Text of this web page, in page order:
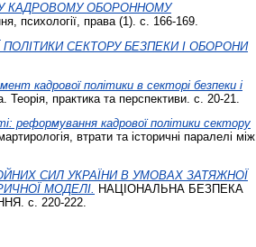
У КАДРОВОМУ ОБОРОННОМУ
психології, права (1). с. 166-169.
ПОЛІТИКИ СЕКТОРУ БЕЗПЕКИ І ОБОРОНИ
кадрової політики в секторі безпеки і
Теорія, практика та перспективи. с. 20-21.
реформування кадрової політики сектору
втрати та історичні паралелі між
СИЛ УКРАЇНИ В УМОВАХ ЗАТЯЖНОЇ
МОДЕЛІ. НАЦІОНАЛЬНА БЕЗПЕКА
с. 220-222.